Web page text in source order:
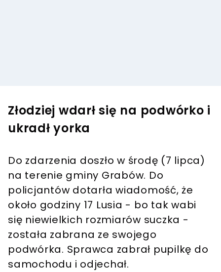
Złodziej wdarł się na podwórko i
ukradł yorka
Do zdarzenia doszło w środę (7 lipca)
na terenie gminy Grabów. Do
policjantów dotarła wiadomość, że
około godziny 17 Lusia - bo tak wabi
się niewielkich rozmiarów suczka -
została zabrana ze swojego
podwórka. Sprawca zabrał pupilkę do
samochodu i odjechał.